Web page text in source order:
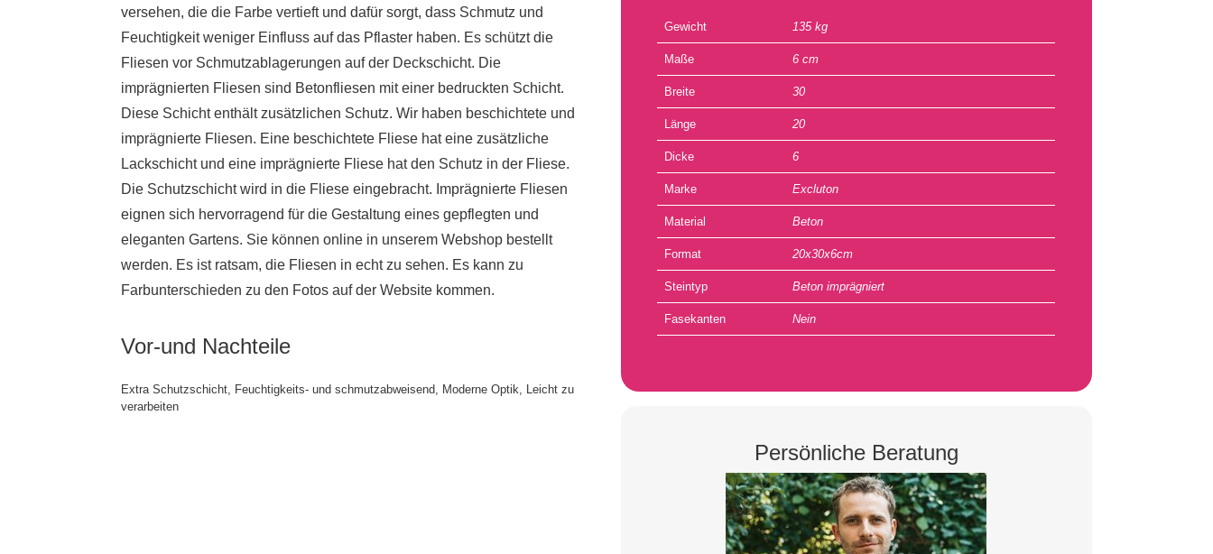
versehen, die die Farbe vertieft und dafür sorgt, dass Schmutz und
Feuchtigkeit weniger Einfluss auf das Pflaster haben. Es schützt die
Fliesen vor Schmutzablagerungen auf der Deckschicht. Die
imprägnierten Fliesen sind Betonfliesen mit einer bedruckten Schicht.
Diese Schicht enthält zusätzlichen Schutz. Wir haben beschichtete und
imprägnierte Fliesen. Eine beschichtete Fliese hat eine zusätzliche
Lackschicht und eine imprägnierte Fliese hat den Schutz in der Fliese.
Die Schutzschicht wird in die Fliese eingebracht. Imprägnierte Fliesen
eignen sich hervorragend für die Gestaltung eines gepflegten und
eleganten Gartens. Sie können online in unserem Webshop bestellt
werden. Es ist ratsam, die Fliesen in echt zu sehen. Es kann zu
Farbunterschieden zu den Fotos auf der Website kommen.
Vor-und Nachteile
Extra Schutzschicht, Feuchtigkeits- und schmutzabweisend, Moderne Optik, Leicht zu
verarbeiten
Gewicht 135 kg
Maße 6 cm
Breite 30
Länge 20
Dicke 6
Marke Excluton
Material Beton
Format 20x30x6cm
Steintyp Beton imprägniert
Fasekanten Nein
Persönliche Beratung